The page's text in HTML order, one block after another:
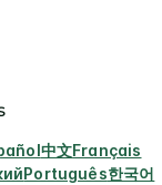
中文Français
Português한국어